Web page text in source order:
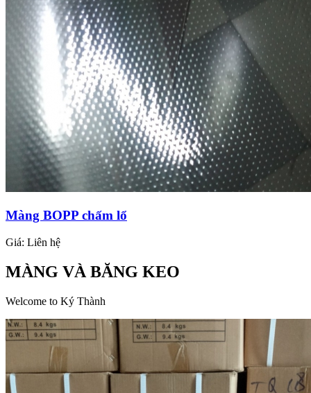
Màng BOPP chấm lổ
Giá: Liên hệ
MÀNG VÀ BĂNG KEO
Welcome to Ký Thành